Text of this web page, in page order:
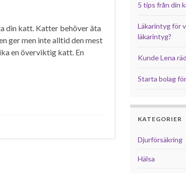
din katt. Katter behöver äta
ger men inte alltid den mest
en överviktig katt. En
5 tips från din
Läkarintyg för
läkarintyg?
Kunde Lena
Starta bolag
KATEGORIER
Djurförsäkring
Hälsa